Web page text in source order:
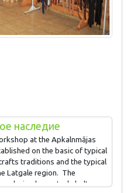
наследие
at the Apkalnmājas
on the basic of typical
traditions and the typical
Latgale region. The
horse tack, belts,